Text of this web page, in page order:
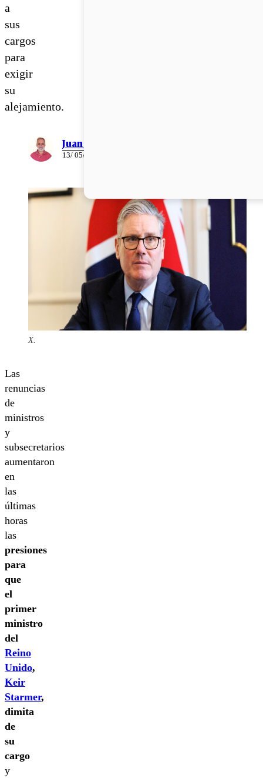
a
sus
cargos
para
exigir
su
alejamiento.
Juan Pablo Ernst
13/ 05/ 2026
X.
Las
renuncias
de
ministros
y
subsecretarios
aumentaron
en
las
últimas
horas
las
presiones
para
que
el
primer
ministro
del
Reino
Unido,
Keir
Starmer,
dimita
de
su
cargo
y